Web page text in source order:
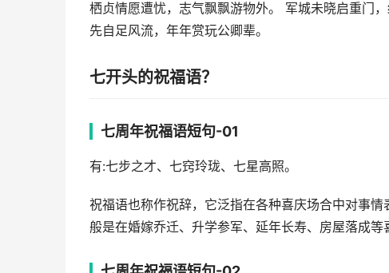
栖贞情愿遭忧，志气飘飘游物外。 军城未晓启重门
先自足风流，年年赏玩公卿辈。
七开头的祝福语？
七周年祝福语短句-01
有:七步之才、七窍玲珑、七星⾼照。
祝福语也称作祝辞，它泛指在各种喜庆场合中对事
般是在婚嫁乔迁、升学参军、延年长寿、房屋落成